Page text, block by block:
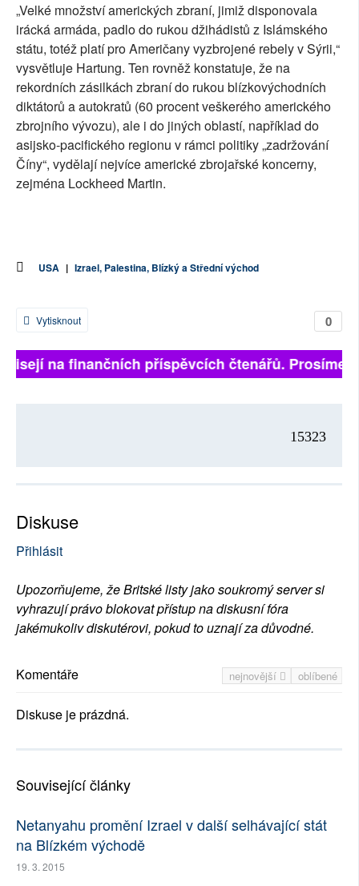
„Velké množství amerických zbraní, jimiž disponovala
irácká armáda, padlo do rukou džihádistů z Islámského
státu, totéž platí pro Američany vyzbrojené rebely v Sýrii,“
vysvětluje Hartung. Ten rovněž konstatuje, že na
rekordních zásilkách zbraní do rukou blízkovýchodních
diktátorů a autokratů (60 procent veškerého amerického
zbrojního vývozu), ale i do jiných oblastí, například do
asijsko-pacifického regionu v rámci politiky „zadržování
Číny“, vydělají nejvíce americké zbrojařské koncerny,
zejména Lockheed Martin.
USA | Izrael, Palestina, Blízký a Střední východ
0
Vytisknout
na finančních příspěvcích čtenářů. Prosíme,
15323
Diskuse
Přihlásit
Upozorňujeme, že Britské listy jako soukromý server si
vyhrazují právo blokovat přístup na diskusní fóra
jakémukoliv diskutérovi, pokud to uznají za důvodné.
nejnovější oblíbené
Komentáře
Diskuse je prázdná.
Související články
Netanyahu promění Izrael v další selhávající stát
na Blízkém východě
19. 3. 2015